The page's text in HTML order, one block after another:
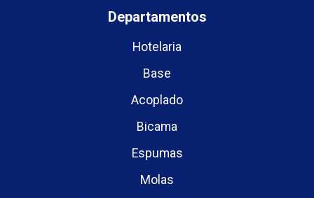
Departamentos
Hotelaria
Base
Acoplado
Bicama
Espumas
Molas